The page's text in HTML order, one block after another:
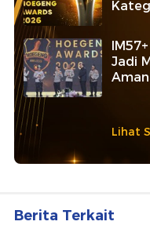
Jadi
Lihat
Berita Terkait